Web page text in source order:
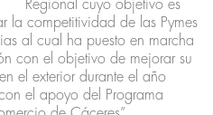
Regional cuyo objetivo es
la competitividad de las Pymes
al cual ha puesto en marcha
con el objetivo de mejorar su
el exterior durante el año
el apoyo del Programa